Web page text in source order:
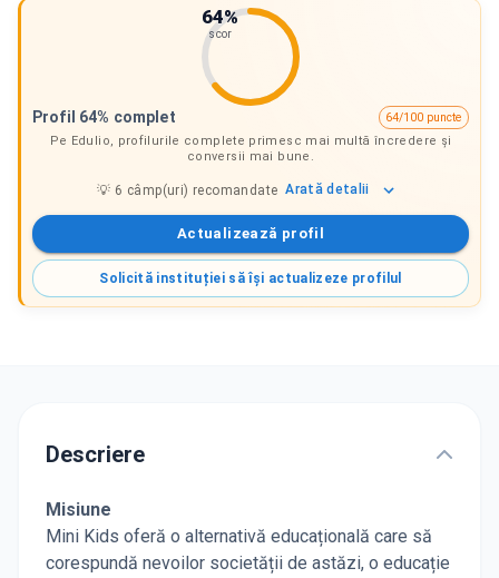
64%
scor
Profil 64% complet
64/100 puncte
Pe Edulio, profilurile complete primesc mai multă încredere și
conversii mai bune.
💡 6 câmp(uri) recomandate Arată detalii
Actualizează profil
Solicită instituției să își actualizeze profilul
Descriere
Misiune
Mini Kids oferă o alternativă educațională care să
corespundă nevoilor societății de astăzi, o educație